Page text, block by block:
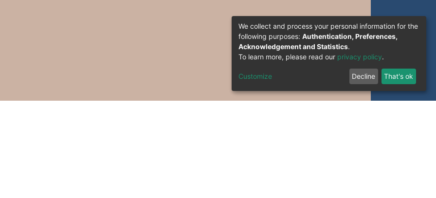
We collect and process your personal information for the
following purposes: Authentication, Preferences,
Acknowledgement and Statistics.
To learn more, please read our privacy policy.
Customize Decline That's ok